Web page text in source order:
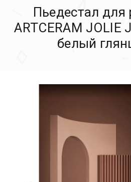
Пьедестал
ARTCERAM JOLIE
белый